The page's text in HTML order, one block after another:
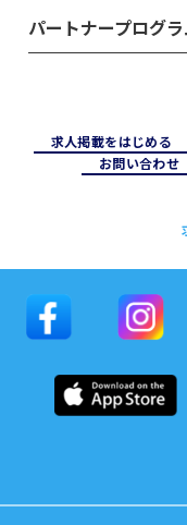
パートナープログ
求⼈掲載をはじめる
お問い合わせ